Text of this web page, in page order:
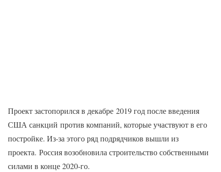
Проект застопорился в декабре 2019 год после введения
США санкций против компаний, которые участвуют в его
постройке. Из-за этого ряд подрядчиков вышли из
проекта. Россия возобновила строительство собственными
силами в конце 2020-го.